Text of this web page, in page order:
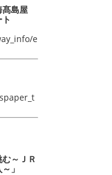
髙島屋
e
～ＪＲ
」